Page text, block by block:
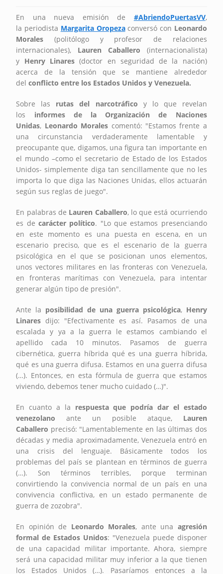
En una nueva emisión de #AbriendoPuertasVV,
la periodista Margarita Oropezaconversó con Leonardo
Morales (politólogo y profesor de relaciones
internacionales), Lauren Caballero (internacionalista)
y Henry Linares(doctor en seguridad de la nación)
acerca de la tensión que se mantiene alrededor
delconflicto entre los Estados Unidos y Venezuela.
Sobre las rutas del narcotráfico y lo que revelan
los informes de la Organización de Naciones
Unidas, Leonardo Morales comentó: "Estamos frente a
una circunstancia verdaderamente lamentable y
preocupante que, digamos, una figura tan importante en
el mundo –como el secretario de Estado de los Estados
Unidos- simplemente diga tan sencillamente que no les
importa lo que diga las Naciones Unidas, ellos actuarán
según sus reglas de juego".
En palabras de Lauren Caballero, lo que está ocurriendo
es de carácter político. "Lo que estamos presenciando
en este momento es una puesta en escena, en un
escenario preciso, que es el escenario de la guerra
psicológica en el que se posicionan unos elementos,
unos vectores militares en las fronteras con Venezuela,
en fronteras marítimas con Venezuela, para intentar
generar algún tipo de presión".
Ante la posibilidad de una guerra psicológica, Henry
Linares dijo: "Efectivamente es así. Pasamos de una
escalada y ya a la guerra le estamos cambiando el
apellido cada 10 minutos. Pasamos de guerra
cibernética, guerra híbrida qué es una guerra híbrida,
qué es una guerra difusa. Estamos en una guerra difusa
(…). Entonces, en esta fórmula de guerra que estamos
viviendo, debemos tener mucho cuidado (…)".
En cuanto a la respuesta que podría dar el estado
venezolanoante un posible ataque, Lauren
Caballero precisó: "Lamentablemente en las últimas dos
décadas y media aproximadamente, Venezuela entró en
una crisis del lenguaje. Básicamente todos los
problemas del país se plantean en términos de guerra
(…). Son términos terribles, porque terminan
convirtiendo la convivencia normal de un país en una
convivencia conflictiva, en un estado permanente de
guerra de zozobra".
En opinión de Leonardo Morales, ante una agresión
formal de Estados Unidos: "Venezuela puede disponer
de una capacidad militar importante. Ahora, siempre
será una capacidad militar muy inferior a la que tienen
los Estados Unidos (…). Pasaríamos entonces a la